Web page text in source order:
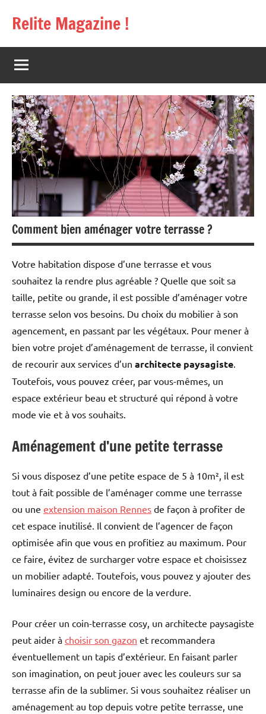
Relite Magazine !
Comment bien aménager votre terrasse ?
Votre habitation dispose d’une terrasse et vous
souhaitez la rendre plus agréable ? Quelle que soit sa
taille, petite ou grande, il est possible d’aménager votre
terrasse selon vos besoins. Du choix du mobilier à son
agencement, en passant par les végétaux. Pour mener à
bien votre projet d’aménagement de terrasse, il convient
de recourir aux services d’un architecte paysagiste
Toutefois, vous pouvez créer, par vous-mêmes, un
espace extérieur beau et structuré qui répond à votre
mode vie et à vos souhaits.
Aménagement d’une petite terrasse
Si vous disposez d’une petite espace de 5 à 10m², il est
tout à fait possible de l’aménager comme une terrasse
ou une extension maison Rennes de façon à profiter de
cet espace inutilisé. Il convient de l’agencer de façon
optimisée afin que vous en profitiez au maximum. Pour
ce faire, évitez de surcharger votre espace et choisissez
un mobilier adapté. Toutefois, vous pouvez y ajouter des
luminaires design ou encore de la verdure.
Pour créer un coin-terrasse cosy, un architecte paysagiste
peut aider à choisir son gazon et recommandera
éventuellement un tapis d’extérieur. En faisant parler
son imagination, on peut jouer avec les couleurs sur sa
terrasse afin de la sublimer. Si vous souhaitez réaliser un
aménagement au top depuis votre petite terrasse, une